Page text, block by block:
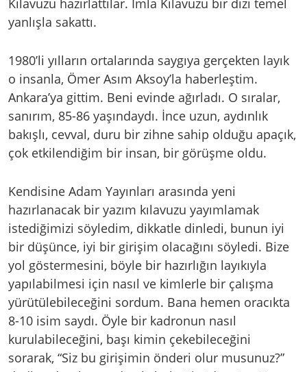
Kılavuzu hazırlattılar. İmla Kılavuzu bir dizi temel
yanlışla sakattı.
1980’li yılların ortalarında saygıya gerçekten layık
o insanla, Ömer Asım Aksoy’la haberleştim.
Ankara’ya gittim. Beni evinde ağırladı. O sıralar,
sanırım, 85-86 yaşındaydı. İnce uzun, aydınlık
bakışlı, cevval, duru bir zihne sahip olduğu apaçık,
çok etkilendiğim bir insan, bir görüşme oldu.
Kendisine Adam Yayınları arasında yeni
hazırlanacak bir yazım kılavuzu yayımlamak
istediğimizi söyledim, dikkatle dinledi, bunun iyi
bir düşünce, iyi bir girişim olacağını söyledi. Bize
yol göstermesini, böyle bir hazırlığın layıkıyla
yapılabilmesi için nasıl ve kimlerle bir çalışma
yürütülebileceğini sordum. Bana hemen oracıkta
8-10 isim saydı. Öyle bir kadronun nasıl
kurulabileceğini, başı kimin çekebileceğini
sorarak, “Siz bu girişimin önderi olur musunuz?”